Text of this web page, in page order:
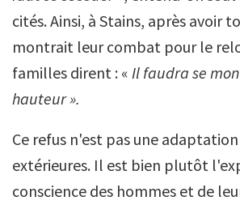
cités. Ainsi, à Stains, après avoir
montrait leur combat pour le
familles dirent : « Il faudra se
hauteur ».
Ce refus n'est pas une
extérieures. Il est bien plutôt
conscience des hommes et de